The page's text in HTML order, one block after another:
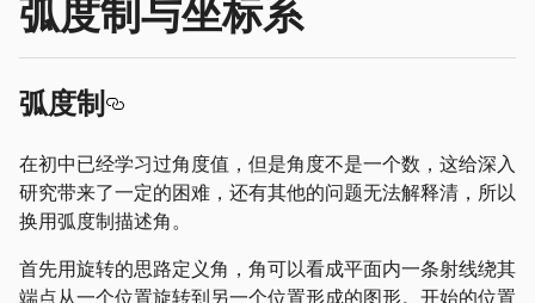
弧度制与坐标系
弧度制
在初中已经学习过角度值，但是角度不是一个数，这给深入
研究带来了一定的困难，还有其他的问题无法解释清，所以
换用弧度制描述角。
首先用旋转的思路定义角，角可以看成平面内一条射线绕其
端点从一个位置旋转到另一个位置形成的图形。开始的位置